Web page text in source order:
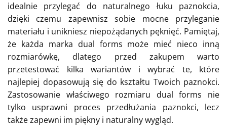
idealnie przylegać do naturalnego łuku paznokcia,
dzięki czemu zapewnisz sobie mocne przyleganie
materiału i unikniesz niepożądanych pęknięć. Pamiętaj,
że każda marka dual forms może mieć nieco inną
rozmiarówkę, dlatego przed zakupem warto
przetestować kilka wariantów i wybrać te, które
najlepiej dopasowują się do kształtu Twoich paznokci.
Zastosowanie właściwego rozmiaru dual forms nie
tylko usprawni proces przedłużania paznokci, lecz
także zapewni im piękny i naturalny wygląd.